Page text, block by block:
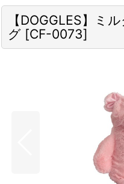
【DOGGLES】ミ
グ [CF-0073]